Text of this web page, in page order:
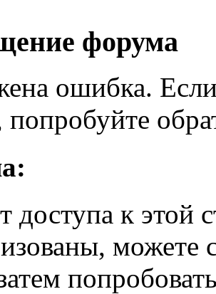
форума
ошибка.
доступа к
можете